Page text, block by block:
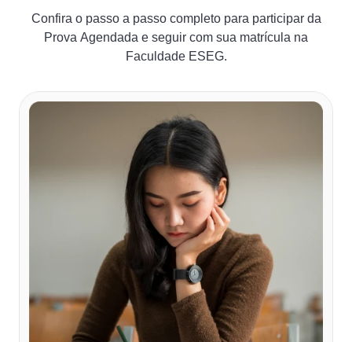
Confira o passo a passo completo para participar da
Prova Agendada e seguir com sua matrícula na
Faculdade ESEG.